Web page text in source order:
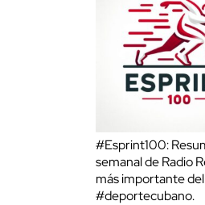
#Esprint100:
semanal de Radio
más importante del
#deportecubano.